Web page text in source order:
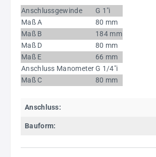
Anschlussgewinde
G 1"i
Maß A
80 mm
Maß B
184 mm
Maß D
80 mm
Maß E
66 mm
Anschluss ManometerG 1/4"i
Maß C
80 mm
Anschluss:
Bauform: